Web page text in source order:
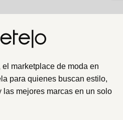
el marketplace de moda en
para quienes buscan estilo,
las mejores marcas en un solo